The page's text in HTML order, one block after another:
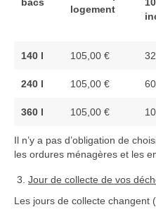
logement
140 l 105,00 €
240 l 105,00 €
360 l 105,00 €
Il n’y a pas d’obligation de
les ordures ménagères et les
Jour de collecte de vos
Les jours de collecte changent